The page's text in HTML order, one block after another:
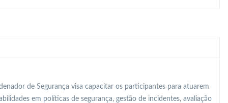
de Segurança visa capacitar os participantes para atuarem
em políticas de segurança, gestão de incidentes, avaliação